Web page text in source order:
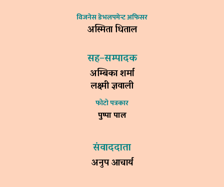
विजनेस डेभलपमेन्ट अफिसर
अस्मिता धिताल
सह–सम्पादक
अम्बिका शर्मा
लक्ष्मी ज्ञवाली
फोटो पत्रकार
पुष्पा पाल
संवाददाता
अनुप आचार्य